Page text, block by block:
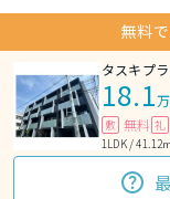
無料
タスキプ
18.1
敷 無料 礼
1LDK / 41.12